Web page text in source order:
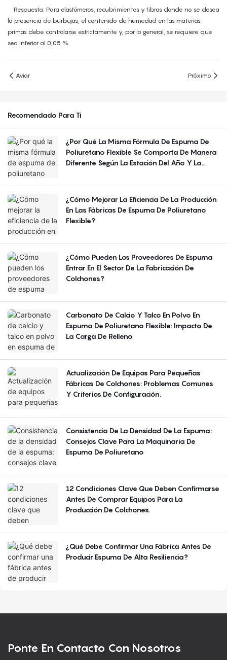
Respuesta: Para elastómeros, recubrimientos y fibras donde no se desea
la presencia de burbujas, el contenido de humedad en las materias
primas debe controlarse estrictamente y, por lo general, se requiere que
sea inferior al 0,05 %.
Aviar Próximo
Recomendado Para Ti
¿Por Qué La Misma Fórmula De Espuma De
Poliuretano Flexible Se Comporta De Manera
Diferente Según La Estación Del Año Y La
¿Cómo Mejorar La Eficiencia De La Producción
En Las Fábricas De Espuma De Poliuretano
Flexible?
¿Cómo Pueden Los Proveedores De Espuma
Entrar En El Sector De La Fabricación De
Colchones?
Carbonato De Calcio Y Talco En Polvo En
Espuma De Poliuretano Flexible: Impacto De
La Carga De Relleno
Actualización De Equipos Para Pequeñas
Fábricas De Colchones: Problemas Comunes
Y Criterios De Configuración.
Consistencia De La Densidad De La Espuma:
Consejos Clave Para La Maquinaria De
Espuma De Poliuretano
12 Condiciones Clave Que Deben Confirmarse
Antes De Comprar Equipos Para La
Producción De Colchones.
¿Qué Debe Confirmar Una Fábrica Antes De
Producir Espuma De Alta Resiliencia?
Ponte En Contacto Con Nosotros